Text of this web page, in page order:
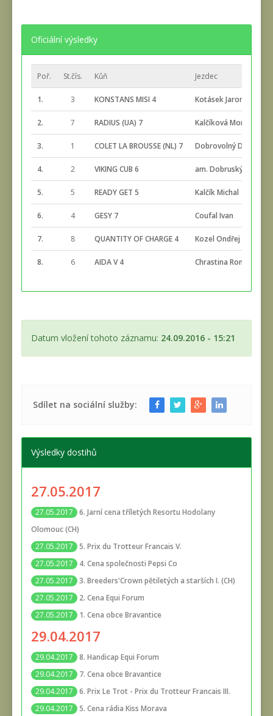
Oficiální výsledky
Poř. St.čís. Kůň Jezdec
1. 3 KONSTANS MISI 4 Kotásek Jaromír
2. 7 RADIUS (UA) 7 Kalčíková Monika
3. 1 COLET LA BROUSSE (NL) 7 Dobrovolný David
4. 2 VIKING CUB 6 am. Dobruský2 Josef
5. 5 READY GET 5 Kalčík Michal
6. 4 GESY 7 Coufal Ivan
7. 8 QUANTITY OF CHARGE 4 Kozel Ondřej
8. 6 AIDA V 4 Chrastina Roman
Datum vložení tohoto záznamu: 24.09.2016 - 15:21
Sdílet na sociální služby:
Výsledky dostihů
27.05.2017
27.05.2017
6. Jarní cena tříletých Resortu Hodolany
Olomouc (CH)
27.05.2017
5. Prix du Trotteur Francais V.
27.05.2017
4. Cena společnosti Pepsi Co
27.05.2017
3. Breeders'Crown pětiletých a starších I. (CH)
27.05.2017
2. Cena Equi Forum
27.05.2017
1. Cena obce Bravantice
29.04.2017
29.04.2017
8. Handicap Equi Forum
29.04.2017
7. Cena obce Bravantice
29.04.2017
6. Prix Le Trot - Prix du Trotteur Francais III.
29.04.2017
5. Cena rádia Kiss Morava